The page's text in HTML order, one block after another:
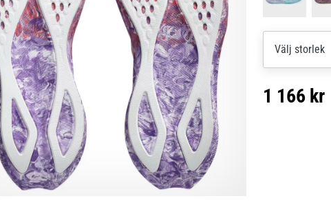
Välj storlek
1 166 kr